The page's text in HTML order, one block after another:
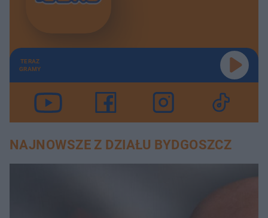
TERAZ
GRAMY
NAJNOWSZE Z DZIAŁU BYDGOSZCZ